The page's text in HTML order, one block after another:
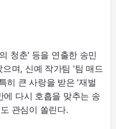
청춘' 등을 연출한 송민
며, 신예 작가팀 '팀 매드
히 큰 사랑을 받은 '재벌
다시 호흡을 맞추는 송
관심이 쏠린다.